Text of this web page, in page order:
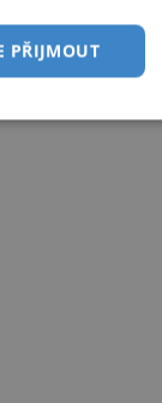
PŘIJMOUT